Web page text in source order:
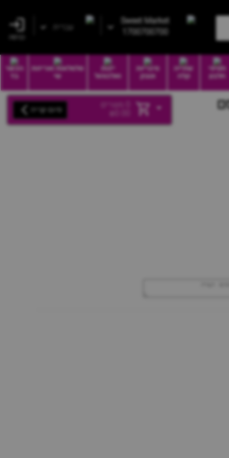
עברית
Sweet Market
1700700700
חטיפי
חלבון
שתייה
קלה
סיגריות
וטבק
יינות
ואלכוהול
סלסלאות ואריזות
שי
הכשר
בד
מוצרים
₪ סיום קנייה